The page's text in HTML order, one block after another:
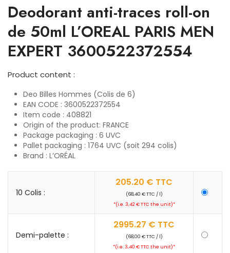
Deodorant anti-traces roll-on
de 50ml L’OREAL PARIS MEN
EXPERT 3600522372554
Product content :
Deo Billes Hommes (Colis de 6)
EAN CODE : 3600522372554
Item code : 408821
Origin of the product: FRANCE
Package packaging : 6 UVC
Pallet packaging : 1764 UVC (soit 294 colis)
Brand : L’ORÉAL
10 Colis :
205.20 € TTC
(68,40 € TTC / l)
*(i.e. 3,42 € TTC the unit)*
Demi-palette :
2995.27 € TTC
(68,00 € TTC / l)
*(i.e. 3,40 € TTC the unit)*